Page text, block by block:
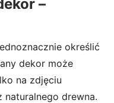
–
określić
dekor może
na zdjęciu
drewna.